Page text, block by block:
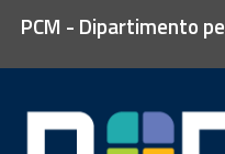
PCM - Dipartimento